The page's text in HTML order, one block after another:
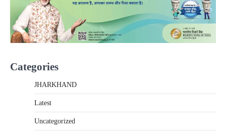
Categories
JHARKHAND
Latest
Uncategorized